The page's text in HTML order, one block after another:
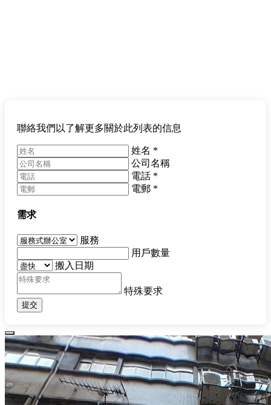
聯絡我們以了解更多關於此列表的信息
姓名 *
公司名稱
電話 *
電郵 *
需求
服務
用戶數量
搬入日期
特殊要求
提交